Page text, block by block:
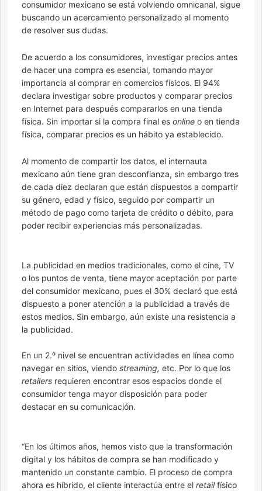
consumidor mexicano se está volviendo omnicanal, sigue
buscando un acercamiento personalizado al momento
de resolver sus dudas.
De acuerdo a los consumidores, investigar precios antes
de hacer una compra es esencial, tomando mayor
importancia al comprar en comercios físicos. El 94%
declara investigar sobre productos y comparar precios
en Internet para después compararlos en una tienda
física. Sin importar si la compra final es online o en tienda
física, comparar precios es un hábito ya establecido.
Al momento de compartir los datos, el internauta
mexicano aún tiene gran desconfianza, sin embargo tres
de cada diez declaran que están dispuestos a compartir
su género, edad y físico, seguido por compartir un
método de pago como tarjeta de crédito o débito, para
poder recibir experiencias más personalizadas.
La publicidad en medios tradicionales, como el cine, TV
o los puntos de venta, tiene mayor aceptación por parte
del consumidor mexicano, pues el 30% declaró que está
dispuesto a poner atención a la publicidad a través de
estos medios. Sin embargo, aún existe una resistencia a
la publicidad.
En un 2.º nivel se encuentran actividades en línea como
navegar en sitios, viendo streaming, etc. Por lo que los
retailers requieren encontrar esos espacios donde el
consumidor tenga mayor disposición para poder
destacar en su comunicación.
“En los últimos años, hemos visto que la transformación
digital y los hábitos de compra se han modificado y
mantenido un constante cambio. El proceso de compra
ahora es híbrido, el cliente interactúa entre el retailfísico